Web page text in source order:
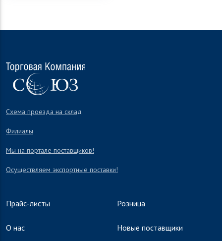
Схема проезда на склад
Филиалы
Мы на портале поставщиков!
Осуществляем экспортные поставки!
Прайс-листы
О нас
Розница
Новые поставщики